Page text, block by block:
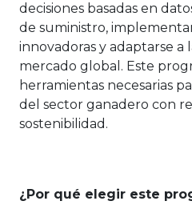
decisiones basadas en
de suministro,
innovadoras y adaptarse a
mercado global. Este
herramientas necesarias
del sector ganadero con
sostenibilidad.
¿Por qué elegir este